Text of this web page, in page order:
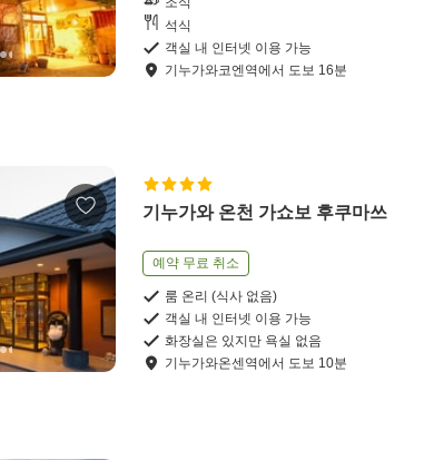
석식
객실 내 인터넷 이용 가능
기누가와코엔역에서 도보 16분
기누가와 온천 가쇼보 후쿠마쓰
예약 무료 취소
룸 온리 (식사 없음)
객실 내 인터넷 이용 가능
화장실은 있지만 욕실 없음
기누가와온센역에서 도보 10분